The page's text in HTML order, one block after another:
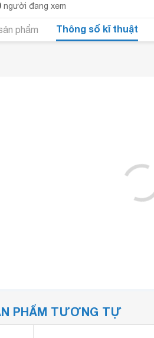
người đang xem
phẩm Thông số kĩ thuật
PHẨM TƯƠNG TỰ